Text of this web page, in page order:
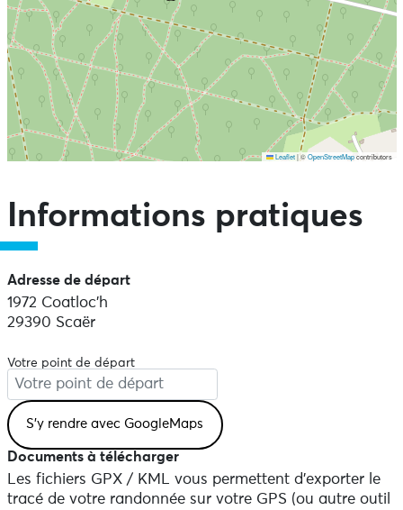
Leaflet |©OpenStreetMapcontributors
Informations pratiques
Adresse de départ
1972 Coatloc'h
29390 Scaër
Votre point de départ
Documents à télécharger
Les fichiers GPX / KML vous permettent d'exporter le
tracé de votre randonnée sur votre GPS (ou autre outil